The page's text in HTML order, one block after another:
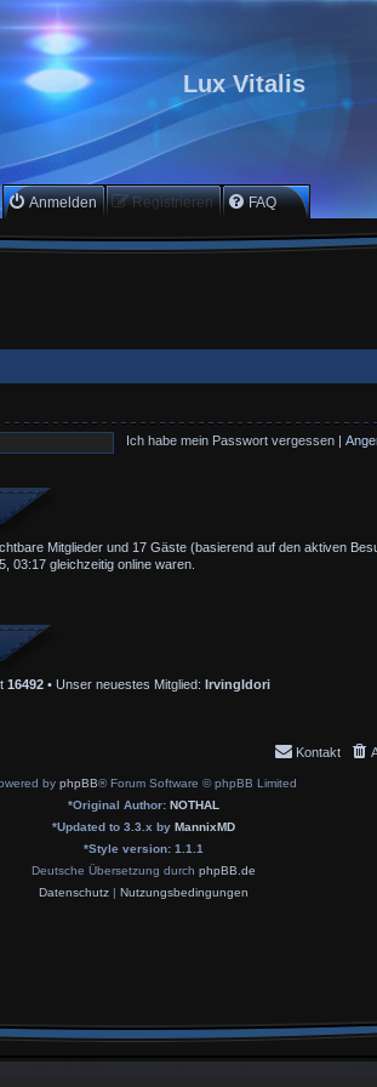
Lux Vitalis
Anmelden Registrieren FAQ
Ich habe mein Passwort vergessen
Mitglieder und 17 Gäste (basierend auf den aktiven
03:17 gleichzeitig online waren.
16492 • Unser neuestes Mitglied: IrvingIdori
Kontakt
by phpBB® Forum Software © phpBB Limited
*Original Author: NOTHAL
*Updated to 3.3.x by MannixMD
*Style version: 1.1.1
Deutsche Übersetzung durch phpBB.de
Datenschutz| Nutzungsbedingungen